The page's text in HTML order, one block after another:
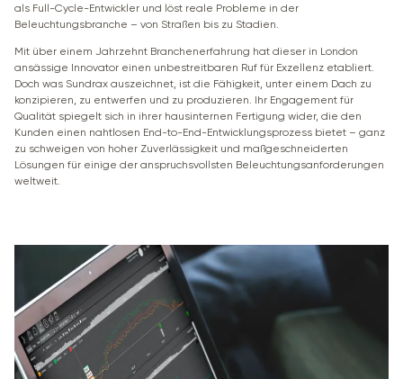
als Full-Cycle-Entwickler und löst reale Probleme in der
Beleuchtungsbranche – von Straßen bis zu Stadien.
Mit über einem Jahrzehnt Branchenerfahrung hat dieser in London
ansässige Innovator einen unbestreitbaren Ruf für Exzellenz etabliert.
Doch was Sundrax auszeichnet, ist die Fähigkeit, unter einem Dach zu
konzipieren, zu entwerfen und zu produzieren. Ihr Engagement für
Qualität spiegelt sich in ihrer hausinternen Fertigung wider, die den
Kunden einen nahtlosen End-to-End-Entwicklungsprozess bietet – ganz
zu schweigen von hoher Zuverlässigkeit und maßgeschneiderten
Lösungen für einige der anspruchsvollsten Beleuchtungsanforderungen
weltweit.